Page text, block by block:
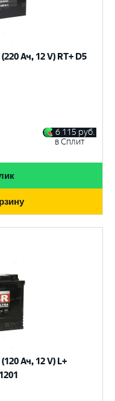
Ач, 12 V) RT+ D5
6 115 руб.
в Сплит
Ач, 12 V) L+